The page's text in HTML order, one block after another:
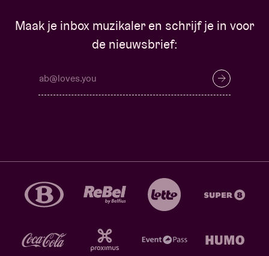
Maak je inbox muzikaler en schrijf je in voor
de nieuwsbrief: